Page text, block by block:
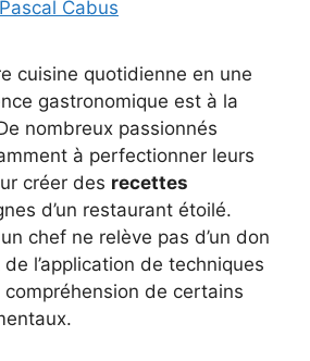
Pascal Cabus
cuisine quotidienne en une
gastronomique est à la
nombreux passionnés
à perfectionner leurs
créer des recettes
d’un restaurant étoilé.
chef ne relève pas d’un don
l’application de techniques
de certains